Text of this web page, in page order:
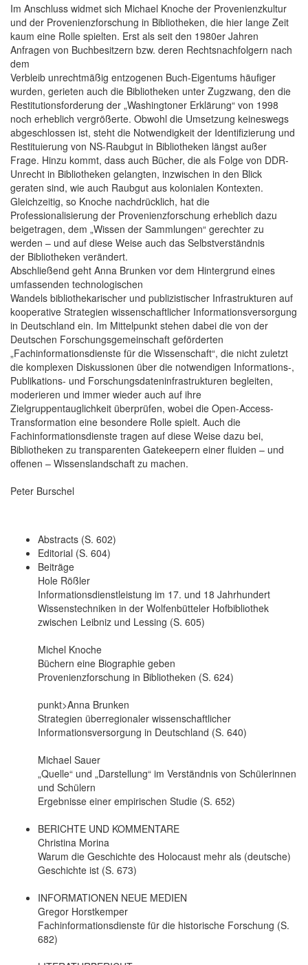
Im Anschluss widmet sich Michael Knoche der Provenienzkultur
und der Provenienzforschung in Bibliotheken, die hier lange Zeit
kaum eine Rolle spielten. Erst als seit den 1980er Jahren
Anfragen von Buchbesitzern bzw. deren Rechtsnachfolgern nach
dem
Verbleib unrechtmäßig entzogenen Buch-Eigentums häufiger
wurden, gerieten auch die Bibliotheken unter Zugzwang, den die
Restitutionsforderung der „Washingtoner Erklärung“ von 1998
noch erheblich vergrößerte. Obwohl die Umsetzung keineswegs
abgeschlossen ist, steht die Notwendigkeit der Identifizierung und
Restituierung von NS-Raubgut in Bibliotheken längst außer
Frage. Hinzu kommt, dass auch Bücher, die als Folge von DDR-
Unrecht in Bibliotheken gelangten, inzwischen in den Blick
geraten sind, wie auch Raubgut aus kolonialen Kontexten.
Gleichzeitig, so Knoche nachdrücklich, hat die
Professionalisierung der Provenienzforschung erheblich dazu
beigetragen, dem „Wissen der Sammlungen“ gerechter zu
werden – und auf diese Weise auch das Selbstverständnis
der Bibliotheken verändert.
Abschließend geht Anna Brunken vor dem Hintergrund eines
umfassenden technologischen
Wandels bibliothekarischer und publizistischer Infrastrukturen auf
kooperative Strategien wissenschaftlicher Informationsversorgung
in Deutschland ein. Im Mittelpunkt stehen dabei die von der
Deutschen Forschungsgemeinschaft geförderten
„Fachinformationsdienste für die Wissenschaft“, die nicht zuletzt
die komplexen Diskussionen über die notwendigen Informations-,
Publikations- und Forschungsdateninfrastrukturen begleiten,
moderieren und immer wieder auch auf ihre
Zielgruppentauglichkeit überprüfen, wobei die Open-Access-
Transformation eine besondere Rolle spielt. Auch die
Fachinformationsdienste tragen auf diese Weise dazu bei,
Bibliotheken zu transparenten Gatekeepern einer fluiden – und
offenen – Wissenslandschaft zu machen.
Peter Burschel
Abstracts (S. 602)
Editorial (S. 604)
Beiträge
Hole Rößler
Informationsdienstleistung im 17. und 18 Jahrhundert
Wissenstechniken in der Wolfenbütteler Hofbibliothek
zwischen Leibniz und Lessing (S. 605)
Michel Knoche
Büchern eine Biographie geben
Provenienzforschung in Bibliotheken (S. 624)
punkt>Anna Brunken
Strategien überregionaler wissenschaftlicher
Informationsversorgung in Deutschland (S. 640)
Michael Sauer
„Quelle“ und „Darstellung“ im Verständnis von Schülerinnen
und Schülern
Ergebnisse einer empirischen Studie (S. 652)
BERICHTE UND KOMMENTARE
Christina Morina
Warum die Geschichte des Holocaust mehr als (deutsche)
Geschichte ist (S. 673)
INFORMATIONEN NEUE MEDIEN
Gregor Horstkemper
Fachinformationsdienste für die historische Forschung (S.
682)